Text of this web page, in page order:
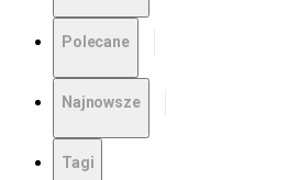
Polecane
Najnowsze
Tagi